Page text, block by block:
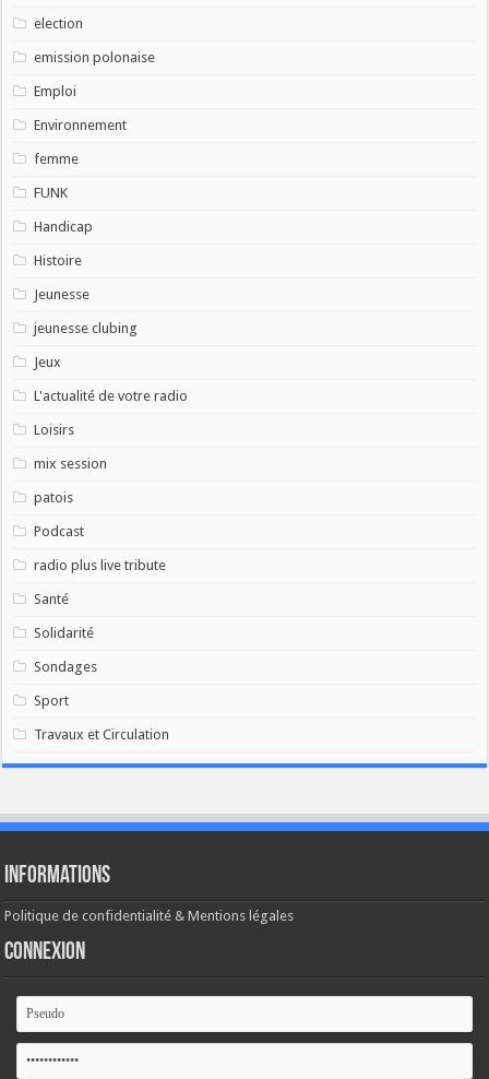
election
emission polonaise
Emploi
Environnement
femme
FUNK
Handicap
Histoire
Jeunesse
jeunesse clubing
Jeux
L'actualité de votre radio
Loisirs
mix session
patois
Podcast
radio plus live tribute
Santé
Solidarité
Sondages
Sport
Travaux et Circulation
Informations
Politique de confidentialité & Mentions légales
Connexion